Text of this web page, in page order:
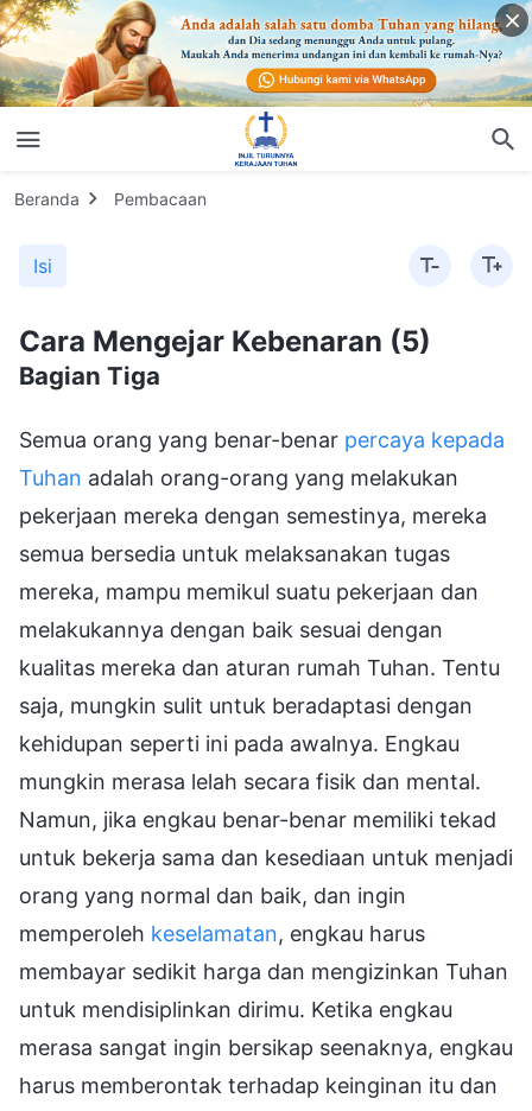
Beranda Pembacaan
Isi
Cara Mengejar Kebenaran (5)
Bagian Tiga
Semua orang yang benar-benar percaya kepada
Tuhan adalah orang-orang yang melakukan
pekerjaan mereka dengan semestinya, mereka
semua bersedia untuk melaksanakan tugas
mereka, mampu memikul suatu pekerjaan dan
melakukannya dengan baik sesuai dengan
kualitas mereka dan aturan rumah Tuhan. Tentu
saja, mungkin sulit untuk beradaptasi dengan
kehidupan seperti ini pada awalnya. Engkau
mungkin merasa lelah secara fisik dan mental.
Namun, jika engkau benar-benar memiliki tekad
untuk bekerja sama dan kesediaan untuk menjadi
orang yang normal dan baik, dan ingin
memperoleh keselamatan, engkau harus
membayar sedikit harga dan mengizinkan Tuhan
untuk mendisiplinkan dirimu. Ketika engkau
merasa sangat ingin bersikap seenaknya, engkau
harus memberontak terhadap keinginan itu dan